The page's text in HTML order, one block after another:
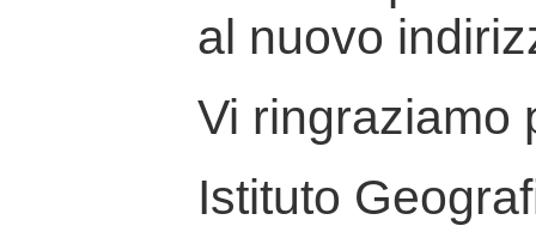
al nuovo
Vi ringraziamo
Istituto